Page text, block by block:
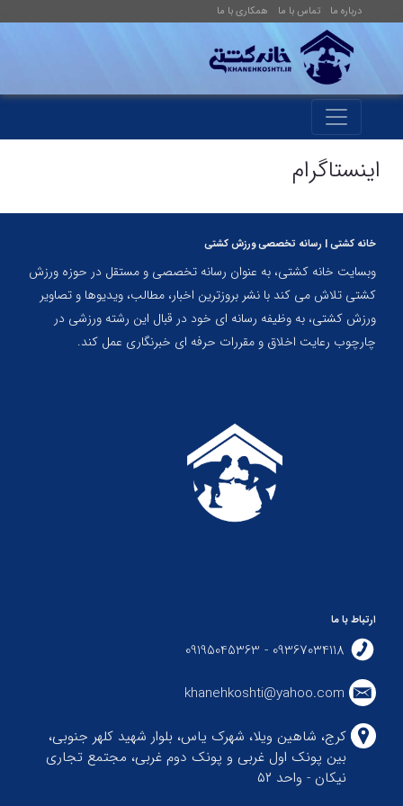
درباره ما تماس با ما همکاری با ما
اینستاگرام
خانه کشتی | رسانه تخصصی ورزش کشتی
وبسایت خانه کشتی، به عنوان رسانه تخصصی و مستقل در حوزه ورزش
کشتی تلاش می کند با نشر بروزترین اخبار، مطالب، ویدیوها و تصاویر
ورزش کشتی، به وظیفه رسانه ای خود در قبال این رشته ورزشی در
چارچوب رعایت اخلاق و مقررات حرفه ای خبرنگاری عمل کند.
ارتباط با ما
09367034118 - 09195045363
khanehkoshti@yahoo.com
کرج، شاهین ویلا، شهرک یاس، بلوار شهید کلهر جنوبی،
بین پونک اول غربی و پونک دوم غربی، مجتمع تجاری
نیکان - واحد ۵۲